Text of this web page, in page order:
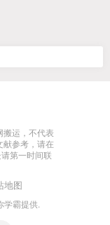
搬运，不代表
献参考，请在
第一时间联
地图
学霸提供.